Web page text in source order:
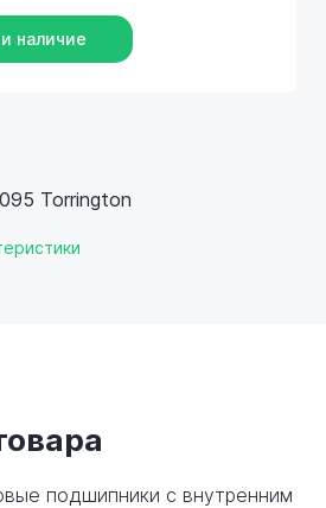
Torrington
наличие
подшипники с внутренним